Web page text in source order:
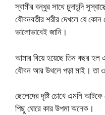
স্বামীর বন্ধুর সাথে চুদাচুদি
যৌবনবতীর শরীর দেখলে যে
ভালোভাবেই জানি।
আমার বিয়ে হয়েছে তিন বছর
যৌবন আর উথলে পড়া মাই। তা
ছেলেদের দৃষ্টি চোখে এমনি
পিছু ঘোরে কার উপমা অনেক।